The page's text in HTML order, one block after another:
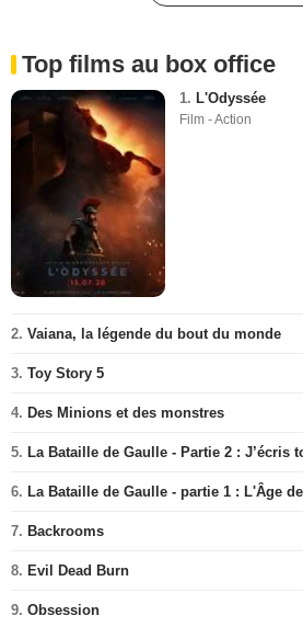
Top films au box office
1. L'Odyssée
Film - Action
2. Vaiana, la légende du bout du monde
3. Toy Story 5
4. Des Minions et des monstres
5. La Bataille de Gaulle - Partie 2 : J’écris
6. La Bataille de Gaulle - partie 1 : L'Âge
7. Backrooms
8. Evil Dead Burn
9. Obsession